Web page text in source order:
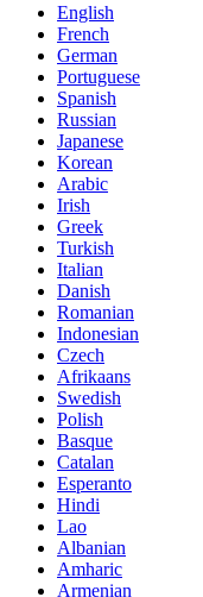
English
French
German
Portuguese
Spanish
Russian
Japanese
Korean
Arabic
Irish
Greek
Turkish
Italian
Danish
Romanian
Indonesian
Czech
Afrikaans
Swedish
Polish
Basque
Catalan
Esperanto
Hindi
Lao
Albanian
Amharic
Armenian